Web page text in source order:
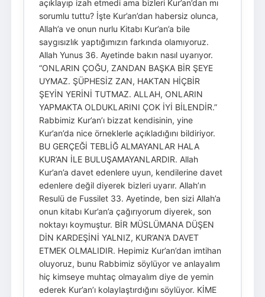
açıklayıp izah etmedi ama bizleri Kur’an’dan mı
sorumlu tuttu? İşte Kur’an’dan habersiz olunca,
Allah’a ve onun nurlu Kitabı Kur’an’a bile
saygısızlık yaptığımızın farkında olamıyoruz.
Allah Yunus 36. Ayetinde bakın nasıl uyarıyor.
“ONLARIN ÇOĞU, ZANDAN BAŞKA BİR ŞEYE
UYMAZ. ŞÜPHESİZ ZAN, HAKTAN HİÇBİR
ŞEYİN YERİNİ TUTMAZ. ALLAH, ONLARIN
YAPMAKTA OLDUKLARINI ÇOK İYİ BİLENDİR.”
Rabbimiz Kur’an’ı bizzat kendisinin, yine
Kur’an’da nice örneklerle açıkladığını bildiriyor.
BU GERÇEĞİ TEBLİĞ ALMAYANLAR HALA
KUR’AN İLE BULUŞAMAYANLARDIR. Allah
Kur’an’a davet edenlere uyun, kendilerine davet
edenlere değil diyerek bizleri uyarır. Allah’ın
Resulü de Fussilet 33. Ayetinde, ben sizi Allah’a
onun kitabı Kur’an’a çağırıyorum diyerek, son
noktayı koymuştur. BİR MÜSLÜMANA DÜŞEN
DİN KARDEŞİNİ YALNIZ, KUR’AN’A DAVET
ETMEK OLMALIDIR. Hepimiz Kur’an’dan imtihan
oluyoruz, bunu Rabbimiz söylüyor ve anlayalım
hiç kimseye muhtaç olmayalım diye de yemin
ederek Kur’an’ı kolaylaştırdığını söylüyor. KİME